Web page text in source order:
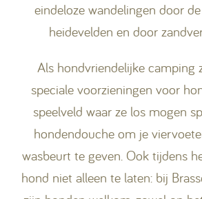
eindeloze wandelingen door
heidevelden en door
Als hondvriendelijke camping
speciale voorzieningen voor
speelveld waar ze los mogen
hondendouche om je
wasbeurt te geven. Ook tijdens
hond niet alleen te laten: bij